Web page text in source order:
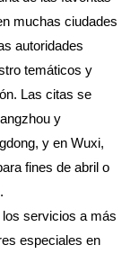
muchas ciudades
autoridades
temáticos y
Las citas se
y
y en Wuxi,
fines de abril o
servicios a más
especiales en